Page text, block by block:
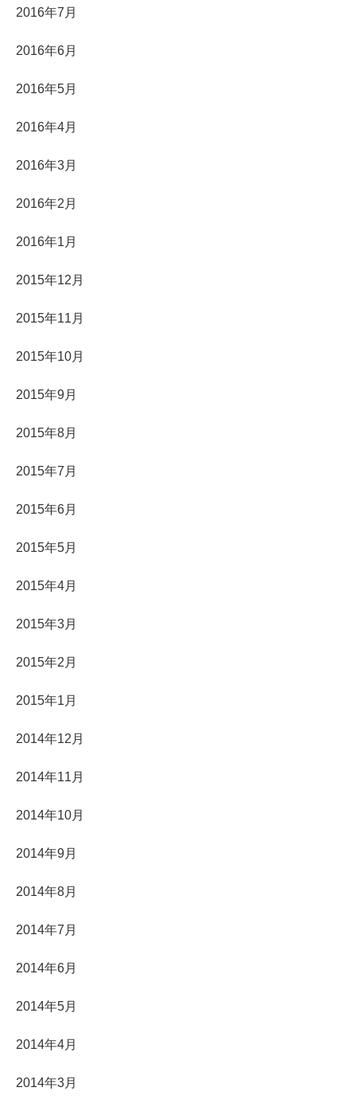
2016年7月
2016年6月
2016年5月
2016年4月
2016年3月
2016年2月
2016年1月
2015年12月
2015年11月
2015年10月
2015年9月
2015年8月
2015年7月
2015年6月
2015年5月
2015年4月
2015年3月
2015年2月
2015年1月
2014年12月
2014年11月
2014年10月
2014年9月
2014年8月
2014年7月
2014年6月
2014年5月
2014年4月
2014年3月